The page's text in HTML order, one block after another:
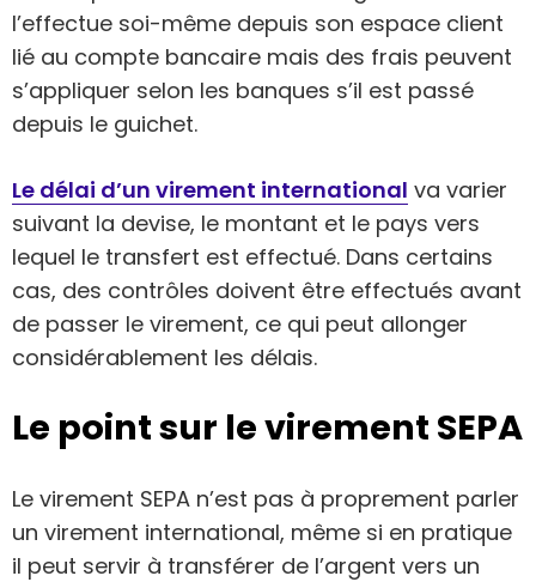
l’effectue soi-même depuis son espace client
lié au compte bancaire mais des frais peuvent
s’appliquer selon les banques s’il est passé
depuis le guichet.
Le délai d’un virement international va varier
suivant la devise, le montant et le pays vers
lequel le transfert est effectué. Dans certains
cas, des contrôles doivent être effectués avant
de passer le virement, ce qui peut allonger
considérablement les délais.
Le point sur le virement SEPA
Le virement SEPA n’est pas à proprement parler
un virement international, même si en pratique
il peut servir à transférer de l’argent vers un